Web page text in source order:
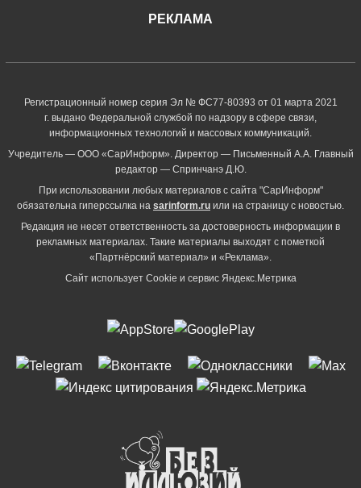
РЕКЛАМА
Регистрационный номер серия Эл № ФС77-80393 от 01 марта 2021
г. выдано Федеральной службой по надзору в сфере связи,
информационных технологий и массовых коммуникаций.
Учредитель — ООО «СарИнформ». Директор — Письменный А.А. Главный
редактор — Спринчанэ Д.Ю.
При использовании любых материалов с сайта "СарИнформ"
обязательна гиперссылка на sarinform.ru или на страницу с новостью.
Редакция не несет ответственность за достоверность информации в
рекламных материалах. Такие материалы выходят с пометкой
«Партнёрский материал» и «Реклама».
Сайт использует Cookie и сервиc Яндекс.Метрика